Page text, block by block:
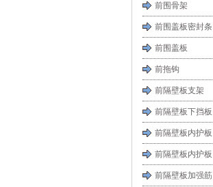
前围骨架
前围盖板密封条
前围盖板
前拖钩
前隔壁板支架
前隔壁板下挡板
前隔壁板内护板
前隔壁板内护板
前隔壁板加强筋